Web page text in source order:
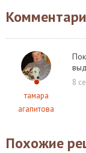
тамара
агапитова
8
Похожие